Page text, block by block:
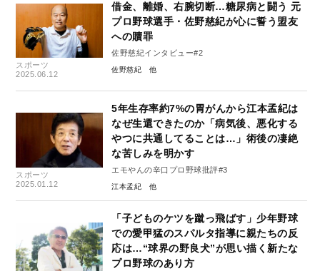
スポーツ
2025.06.12
借金、離婚、右腕切断…糖尿病と闘う 元
プロ野球選手・佐野慈紀が心に誓う盟友
への贖罪
佐野慈紀インタビュー#2
佐野慈紀
スポーツ
2025.01.12
5年生存率約7%の胃がんから江本孟紀は
なぜ生還できたのか「病気後、悪化する
やつに共通してることは…」術後の凄絶
な苦しみを明かす
エモやんの辛口プロ野球批評#3
江本孟紀
「子どものケツを蹴っ飛ばす」少年野球
での愛甲猛のスパルタ指導に親たちの反
応は…“球界の野良犬”が思い描く新たな
プロ野球のあり方